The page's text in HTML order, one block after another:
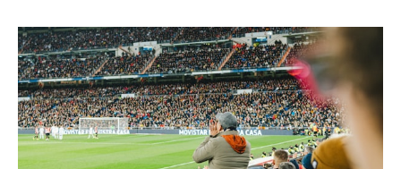
transferencias y pagos digitales en el país. ¿Qué
cambia con la nueva regulación? Transferencias
instantáneas 24/7 * Las